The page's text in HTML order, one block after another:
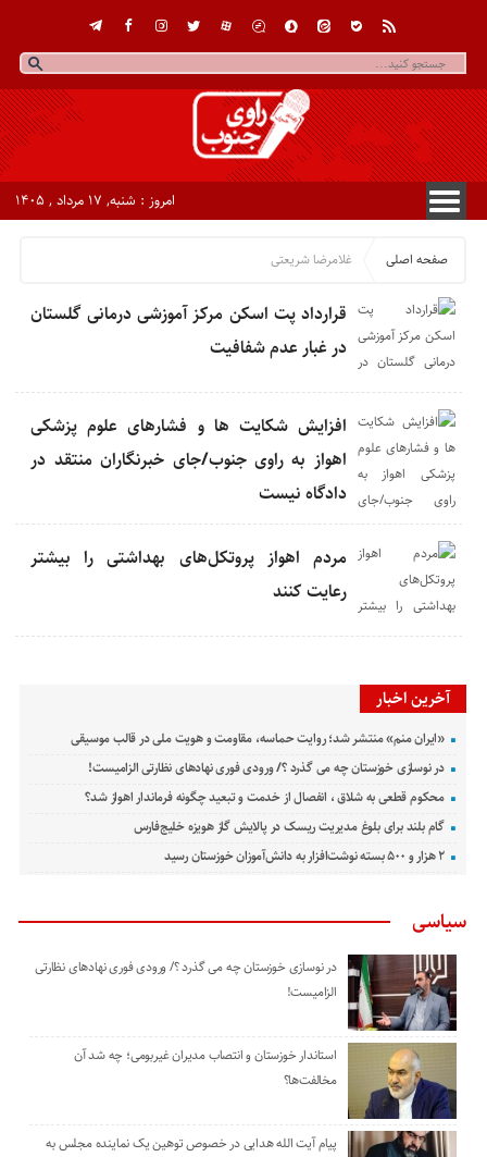
امروز : شنبه, ۱۷ مرداد , ۱۴۰۵
صفحه اصلی غلامرضا شریعتی
قرارداد پت اسکن مرکز آموزشی درمانی گلستان
در غبار عدم شفافیت
افزایش شکایت ها و فشارهای علوم پزشکی
اهواز به راوی جنوب/جای خبرنگاران منتقد در
دادگاه نیست
مردم اهواز پروتکل‌های بهداشتی را بیشتر
رعایت کنند
آخرین اخبار
«ایران منم» منتشر شد؛ روایت حماسه، مقاومت و هویت ملی در قالب موسیقی
در نوسازی خوزستان چه می گذرد ؟/ ورودی فوری نهادهای نظارتی الزامیست!
محکوم قطعی به شلاق ، انفصال از خدمت و تبعید چگونه فرماندار اهواز شد؟
گام بلند برای بلوغ مدیریت ریسک در پالایش گاز هویزه خلیج‌فارس
۲ هزار و ۵۰۰ بسته نوشت‌افزار به دانش‌آموزان خوزستان رسید
سیاسی
در نوسازی خوزستان چه می گذرد ؟/ ورودی فوری نهادهای نظارتی
الزامیست!
استاندار خوزستان و انتصاب مدیران غیربومی؛ چه شد آن
مخالفت‌ها؟
پیام آیت الله هدایی در خصوص توهین یک نماینده مجلس به